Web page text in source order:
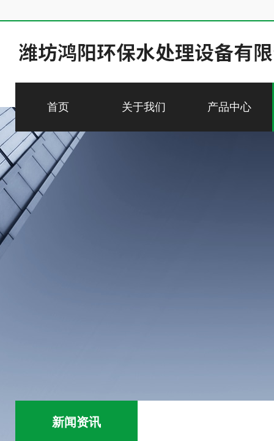
首页 关于我们 产品中心
新闻资讯